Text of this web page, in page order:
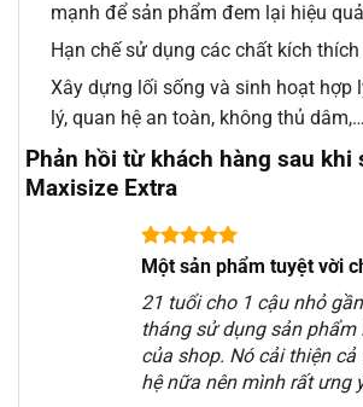
mạnh để sản phẩm đem lại hiệu
Hạn chế sử dụng các chất kích thích
Xây dựng lối sống và sinh hoạt hợp
lý, quan hệ an toàn, không thủ dâm,…
Phản hồi từ khách hàng sau khi
Maxisize Extra
Một sản phẩm tuyệt vời
21 tuổi cho 1 cậu nhỏ
tháng sử dụng sản phẩm
của shop. Nó cải thiện
hệ nữa nên mình rất ưng